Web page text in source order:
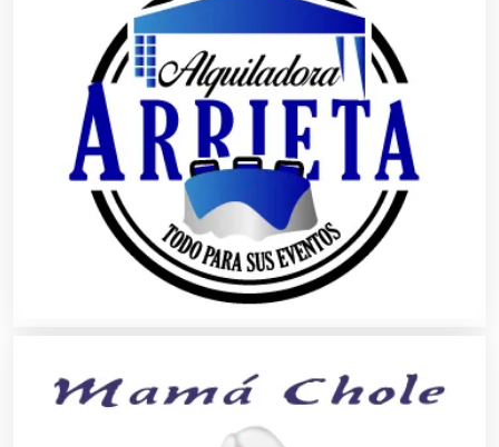
Artículos Publicitarios
Aseguradoras
Asesores Técnicos
Asesoría Fiscal
Asilos